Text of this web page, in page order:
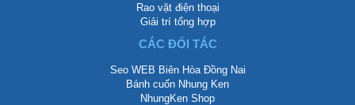
Rao vặt điện thoại
Giải trí tổng hợp
CÁC ĐỐI TÁC
Seo WEB Biên Hòa Đồng Nai
Bánh cuốn Nhung Ken
NhungKen Shop